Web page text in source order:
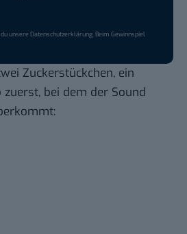
unsereDatenschutzerklärung. Beim Gewinnspiel
Zuckerstückchen, ein
zuerst, bei dem der Sound